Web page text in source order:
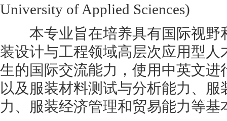
University of Applied Sciences)
本专业旨在培养具有国际视野
装设计与工程领域高层次应用型
生的国际交流能力，使用中英文进
以及服装材料测试与分析能力、
力、服装经济管理和贸易能力等基